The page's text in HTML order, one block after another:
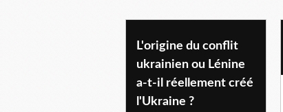
russie
L'origine du conflit
ukrainien ou Lénine
a-t-il réellement créé
l'Ukraine ?